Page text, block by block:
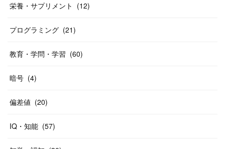
栄養・サプリメント (12)
プログラミング (21)
教育・学問・学習 (60)
暗号 (4)
偏差値 (20)
IQ・知能 (57)